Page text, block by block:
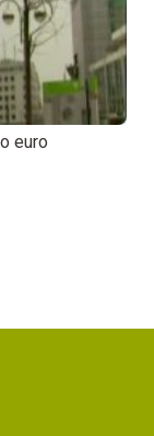
euro